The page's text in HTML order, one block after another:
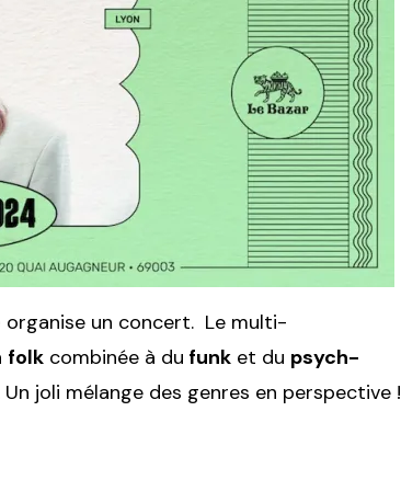
organise un concert. Le multi-
folk combinée à du funk et du psych-
Un joli mélange des genres en perspective !